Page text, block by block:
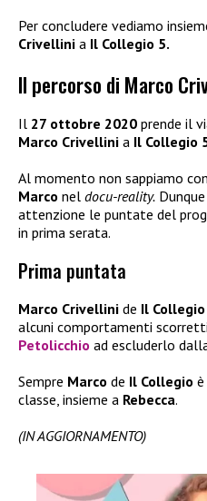
Per concludere vediamo
Crivellini a Il Collegio 5.
Il percorso di Marco
Il 27 ottobre 2020 prende il
Marco Crivellini a Il Collegio
Al momento non sappiamo
Marco nel docu-reality.
attenzione le puntate del
in prima serata.
Prima puntata
Marco Crivellini de Il Collegio
alcuni comportamenti
Petolicchio ad escluderlo
Sempre Marco de Il Collegio
classe, insieme a Rebecca.
(IN AGGIORNAMENTO)